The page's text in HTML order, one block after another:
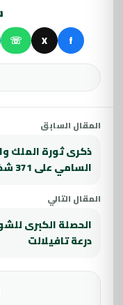
f
X
☏
المقال السابق
ذكرى ثورة الملك
السامي على 371 شخصا
المقال التالي
الحصلة الكبرى
درعة تافيلالت